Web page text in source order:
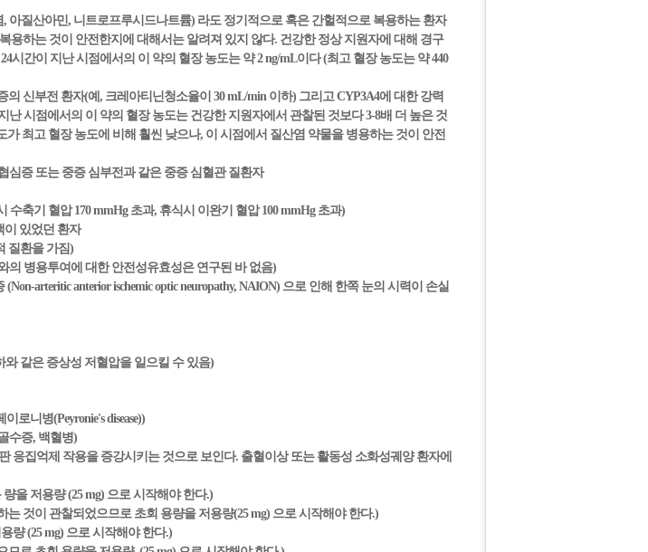
질산아민, 니트로프루시드나트륨) 라도 정기적으로 혹은 간헐적으로 복용하는 환자
용하는 것이 안전한지에 대해서는 알려져 있지 않다. 건강한 정상 지원자에 대해 경구
시간이 지난 시점에서의 이 약의 혈장 농도는 약 2 ng/mL이다 (최고 혈장 농도는 약 440
신부전 환자(예, 크레아티닌청소율이 30 mL/min 이하) 그리고 CYP3A4에 대한 강력
시점에서의 이 약의 혈장 농도는 건강한 지원자에서 관찰된 것보다 3-8배 더 높은 것
최고 혈장 농도에 비해 훨씬 낮으나, 이 시점에서 질산염 약물을 병용하는 것이 안전
심증 또는 중증 심부전과 같은 중증 심혈관 질환자
축기 혈압 170 mmHg 초과, 휴식시 이완기 혈압 100 mmHg 초과)
이 있었던 환자
질환을 가짐)
의 병용투여에 대한 안전성유효성은 연구된 바 없음)
arteritic anterior ischemic optic neuropathy, NAION) 으로 인해 한쪽 눈의 시력이 손실
와 같은 증상성 저혈압을 일으킬 수 있음)
로니병(Peyronie's disease))
수증, 백혈병)
집억제 작용을 증강시키는 것으로 보인다. 출혈이상 또는 활동성 소화성궤양 환자에
을 저용량 (25 mg) 으로 시작해야 한다.)
것이 관찰되었으므로 초회 용량을 저용량(25 mg) 으로 시작해야 한다.)
량 (25 mg) 으로 시작해야 한다.)